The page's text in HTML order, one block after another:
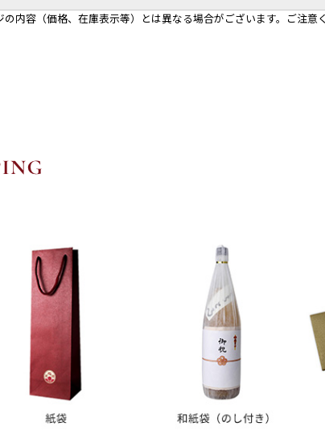
容（価格、在庫表示等）とは異なる場合がございます。ご注意く